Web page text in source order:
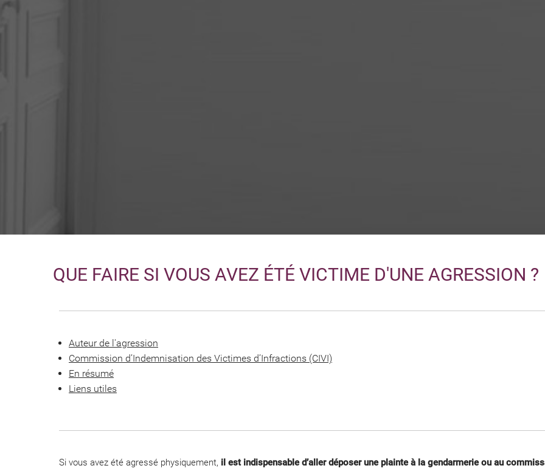
QUE FAIRE SI VOUS AVEZ ÉTÉ VICTIME D'UNE AGRESSION ?
Auteur de l'agression
Commission d’Indemnisation des Victimes d’Infractions (CIVI)
En résumé
Liens utiles
Si vous avez été agressé physiquement, il est indispensable d’aller déposer une plainte à la gendarmerie ou au